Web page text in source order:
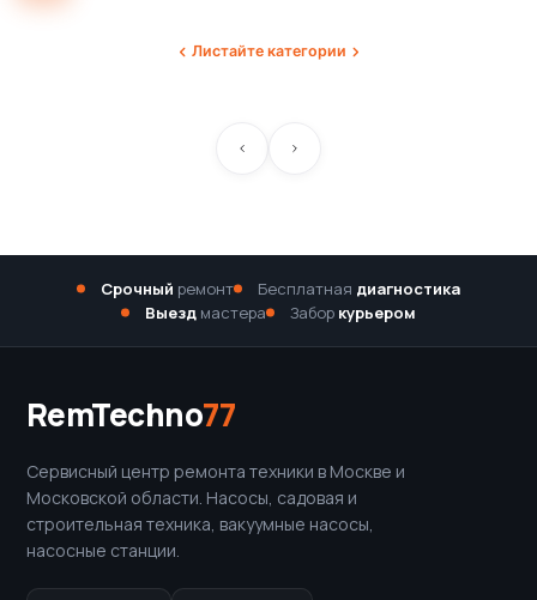
Листайте категории
Срочный ремонт Бесплатная диагностика
Выезд мастера Забор курьером
RemTechno77
Сервисный центр ремонта техники в Москве и
Московской области. Насосы, садовая и
строительная техника, вакуумные насосы,
насосные станции.